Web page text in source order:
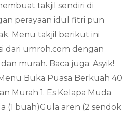
takjil sendiri di
perayaan idul fitri pun
Menu takjil berikut ini
dari umroh.com dengan
murah. Baca juga: Asyik!
Buka Puasa Berkuah 40
Murah 1. Es Kelapa Muda
(1 buah)Gula aren (2 sendok